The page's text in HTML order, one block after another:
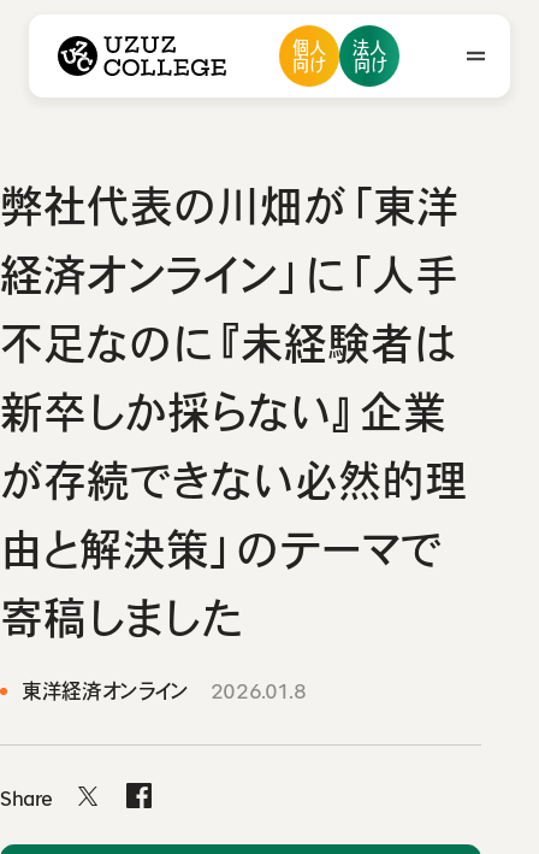
ウズウズカレッジ UZUZ COLLEGE
個人
向け
法人
向け
ウズカレについて
会社概要
メンバー紹介
会社概要
私たちの想い・強み
採用情報
ニュース
お問い合わせ
弊社代表の川畑が「東洋
経済オンライン」に「人手
不足なのに『未経験者は
新卒しか採らない』企業
が存続できない必然的理
由と解決策」のテーマで
寄稿しました
東洋経済オンライン 2026.01.8
Share